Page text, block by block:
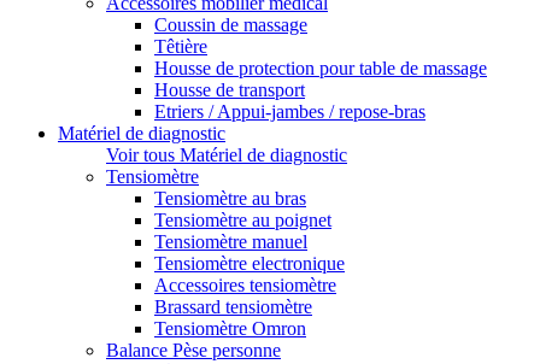
Coussin de massage
Têtière
Housse de protection pour table de massage
Housse de transport
Etriers / Appui-jambes / repose-bras
Matériel de diagnostic
Voir tous Matériel de diagnostic
Tensiomètre
Tensiomètre au bras
Tensiomètre au poignet
Tensiomètre manuel
Tensiomètre electronique
Accessoires tensiomètre
Brassard tensiomètre
Tensiomètre Omron
Balance Pèse personne